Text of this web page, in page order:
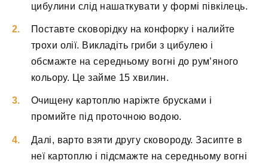
цибулини слід нашаткувати у формі півкілець.
Поставте сковорідку на конфорку і налийте
трохи олії. Викладіть гриби з цибулею і
обсмажте на середньому вогні до рум’яного
кольору. Це займе 15 хвилин.
Очищену картоплю наріжте брусками і
промийте під проточною водою.
Далі, варто взяти другу сковороду. Засипте в
неї картоплю і підсмажте на середньому вогні